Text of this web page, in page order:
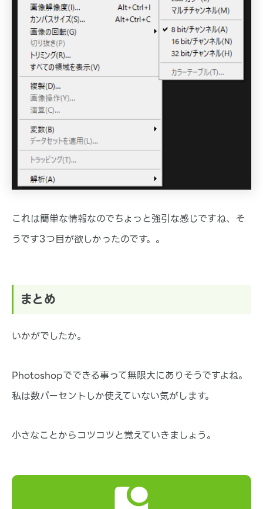
これは簡単な情報なのでちょっと強引な感じですね、そ
うです3つ目が欲しかったのです。。
まとめ
いかがでしたか。
Photoshopでできる事って無限大にありそうですよね。
私は数パーセントしか使えていない気がします。
小さなことからコツコツと覚えていきましょう。